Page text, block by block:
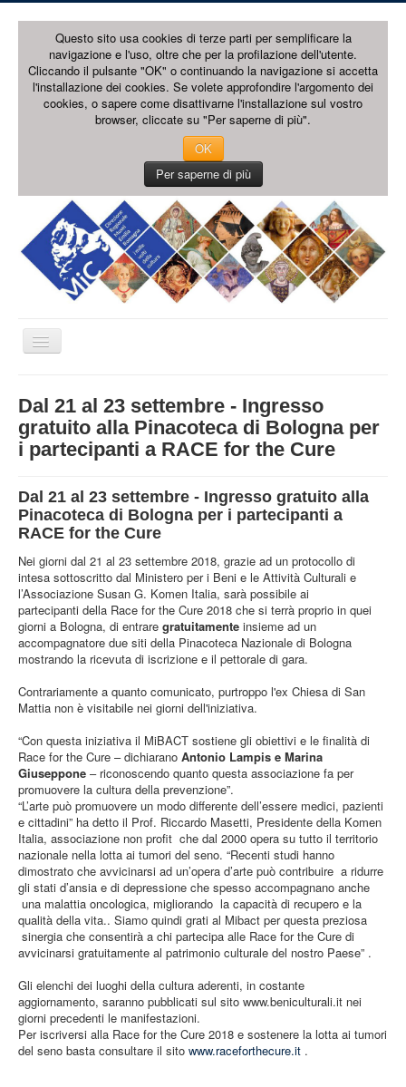
Questo sito usa cookies di terze parti per semplificare la
navigazione e l'uso, oltre che per la profilazione dell'utente.
Cliccando il pulsante "OK" o continuando la navigazione si accetta
l'installazione dei cookies. Se volete approfondire l'argomento dei
cookies, o sapere come disattivarne l'installazione sul vostro
browser, cliccate su "Per saperne di più".
OK
Per saperne di più
Cambia
navigazione
STRUTTURA
ATTIVITA'
EVENTI
Dal 21 al 23 settembre - Ingresso
gratuito alla Pinacoteca di Bologna per
i partecipanti a RACE for the Cure
Dal 21 al 23 settembre - Ingresso gratuito alla
Pinacoteca di Bologna per i partecipanti a
RACE for the Cure
Nei giorni dal 21 al 23 settembre 2018, grazie ad un protocollo di
intesa sottoscritto dal Ministero per i Beni e le Attività Culturali e
l’Associazione Susan G. Komen Italia, sarà possibile ai
partecipanti della Race for the Cure 2018 che si terrà proprio in quei
giorni a Bologna, di entrare gratuitamente insieme ad un
accompagnatore due siti della Pinacoteca Nazionale di Bologna
mostrando la ricevuta di iscrizione e il pettorale di gara.
Contrariamente a quanto comunicato, purtroppo l'ex Chiesa di San
Mattia non è visitabile nei giorni dell'iniziativa.
“Con questa iniziativa il MiBACT sostiene gli obiettivi e le finalità di
Race for the Cure – dichiarano Antonio Lampis e Marina
Giuseppone – riconoscendo quanto questa associazione fa per
promuovere la cultura della prevenzione”.
“L’arte può promuovere un modo differente dell’essere medici, pazienti
e cittadini” ha detto il Prof. Riccardo Masetti, Presidente della Komen
Italia, associazione non profit che dal 2000 opera su tutto il territorio
nazionale nella lotta ai tumori del seno. “Recenti studi hanno
dimostrato che avvicinarsi ad un’opera d’arte può contribuire a ridurre
gli stati d’ansia e di depressione che spesso accompagnano anche
una malattia oncologica, migliorando la capacità di recupero e la
qualità della vita.. Siamo quindi grati al Mibact per questa preziosa
sinergia che consentirà a chi partecipa alle Race for the Cure di
avvicinarsi gratuitamente al patrimonio culturale del nostro Paese” .
Gli elenchi dei luoghi della cultura aderenti, in costante
aggiornamento, saranno pubblicati sul sito www.beniculturali.it nei
giorni precedenti le manifestazioni.
Per iscriversi alla Race for the Cure 2018 e sostenere la lotta ai tumori
del seno basta consultare il sito www.raceforthecure.it .